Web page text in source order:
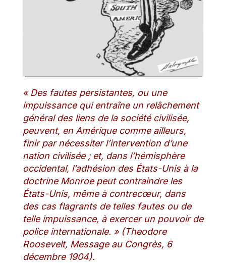
« Des fautes persistantes, ou une
impuissance qui entraîne un relâchement
général des liens de la société civilisée,
peuvent, en Amérique comme ailleurs,
finir par nécessiter l’intervention d’une
nation civilisée ; et, dans l’hémisphère
occidental, l’adhésion des États-Unis à la
doctrine Monroe peut contraindre les
États-Unis, même à contrecœur, dans
des cas flagrants de telles fautes ou de
telle impuissance, à exercer un pouvoir de
police internationale. » (Theodore
Roosevelt, Message au Congrès, 6
décembre 1904).